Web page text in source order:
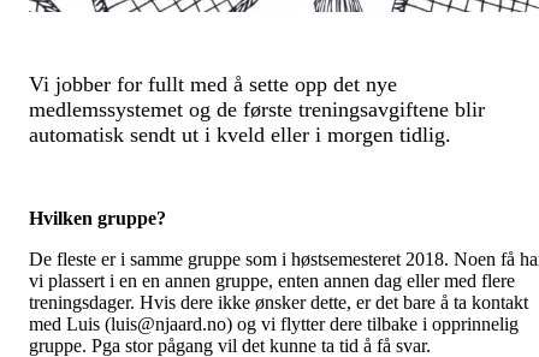
Vi jobber for fullt med å sette opp det nye
medlemssystemet og de første treningsavgiftene blir
automatisk sendt ut i kveld eller i morgen tidlig.
Hvilken gruppe?
De fleste er i samme gruppe som i høstsemesteret 2018. Noen få
vi plassert i en en annen gruppe, enten annen dag eller med flere
treningsdager. Hvis dere ikke ønsker dette, er det bare å ta kontakt
med Luis (luis@njaard.no) og vi flytter dere tilbake i opprinnelig
gruppe. Pga stor pågang vil det kunne ta tid å få svar.